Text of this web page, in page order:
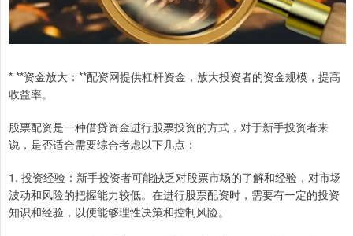
* **资金放大：**配资网提供杠杆资金，放大投资者的资金规模，提高
收益率。
股票配资是一种借贷资金进行股票投资的方式，对于新手投资者来
说，是否适合需要综合考虑以下几点：
1. 投资经验：新手投资者可能缺乏对股票市场的了解和经验，对市场
波动和风险的把握能力较低。在进行股票配资时，需要有一定的投资
知识和经验，以便能够理性决策和控制风险。